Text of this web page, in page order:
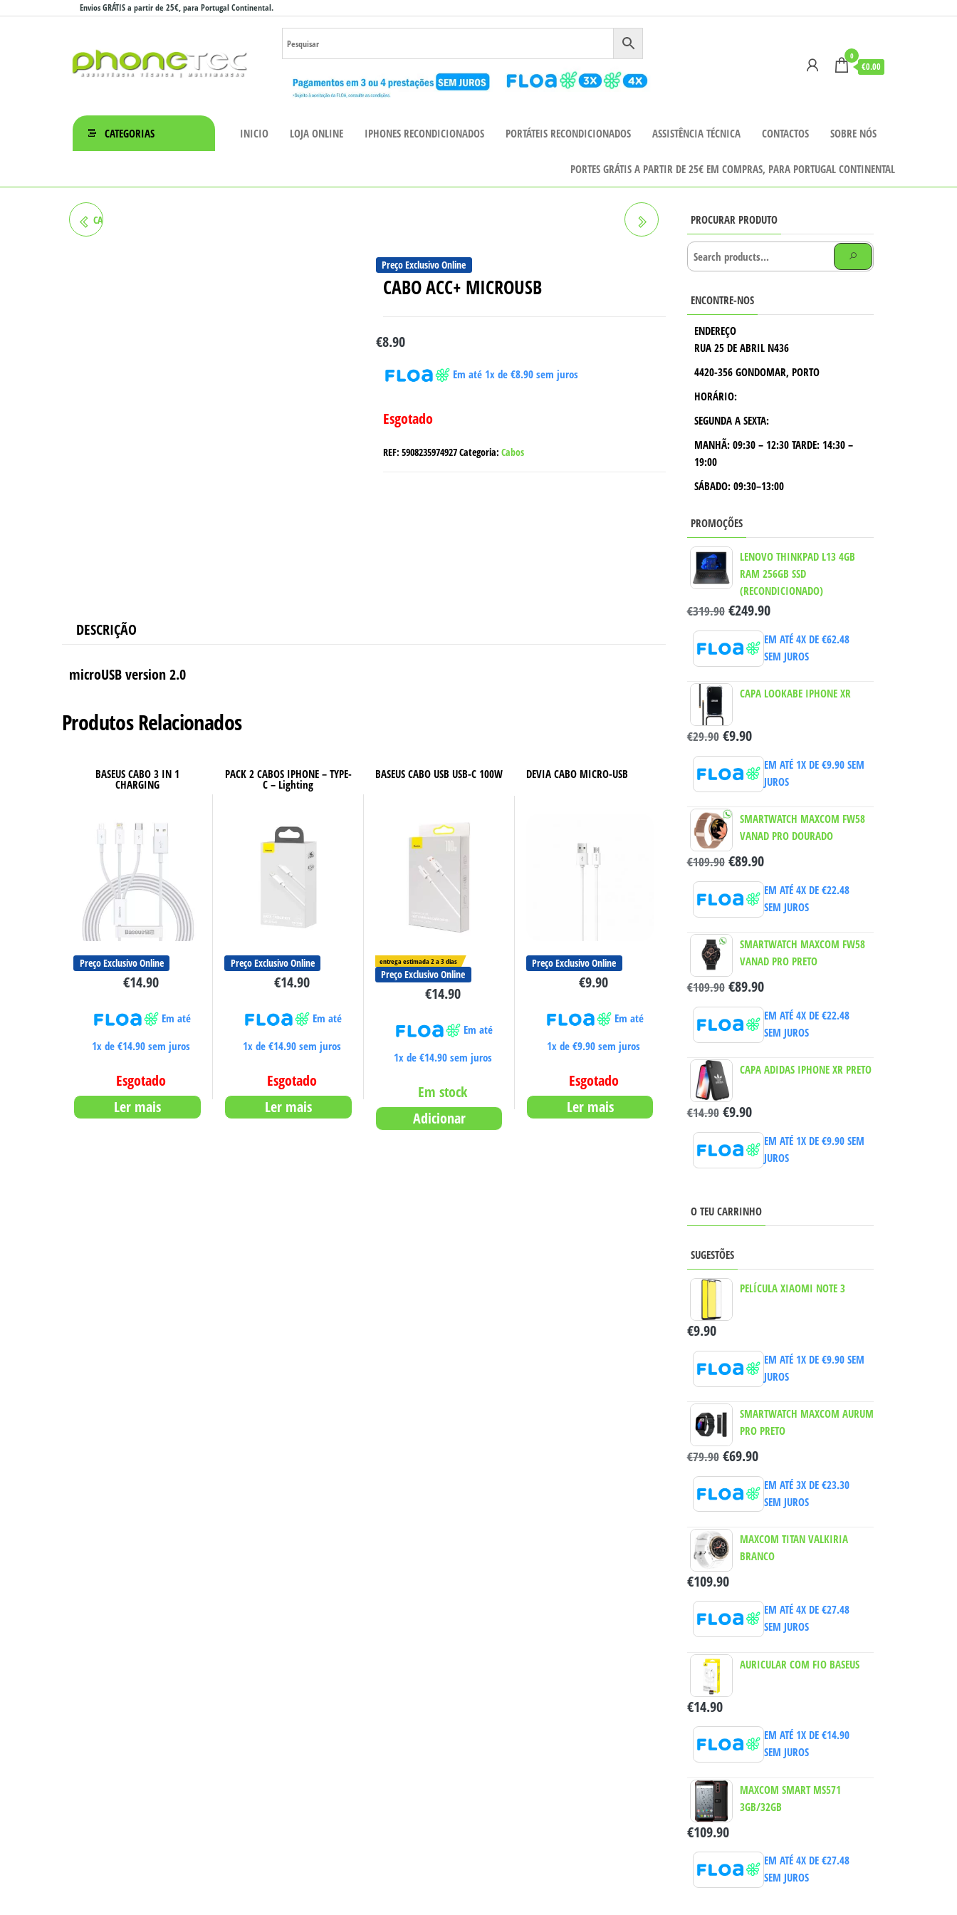
para
Envios GRÁTIS a partir de 25€, para Portugal Continental.
– Loja
Online
0
€0.00
CATEGORIAS INICIO LOJA ONLINE IPHONES RECONDICIONADOS PORTÁTEIS RECONDICIONADOS ASSISTÊNCIA TÉCNICA CONTACTOS SOBRE NÓS
PORTES GRÁTIS A PARTIR DE 25€ EM COMPRAS, PARA PORTUGAL CONTINENTAL
CAPA FERRARI IPHONE 13 PRO
Preço Exclusivo Online
CABO ACC+ MICROUSB
€8.90
Em até 1x de€8.90 sem juros
Esgotado
REF: 5908235974927Categoria: Cabos
DESCRIÇÃO
microUSB version 2.0
Produtos Relacionados
BASEUS CABO 3 IN 1
CHARGING
Preço Exclusivo Online
€14.90
Em até
1x de €14.90sem juros
Esgotado
Ler mais
PACK 2 CABOS IPHONE – TYPE-
C – Lighting
Preço Exclusivo Online
€14.90
Em até
1x de €14.90sem juros
Esgotado
Ler mais
BASEUS CABO USB USB-C 100W
entrega estimada 2 a 3 dias
Preço Exclusivo Online
€14.90
Em até
1x de €14.90sem juros
Em stock
Adicionar
DEVIA CABO MICRO-USB
Preço Exclusivo Online
€9.90
Em até
1x de€9.90 sem juros
Esgotado
Ler mais
PROCURAR PRODUTO
ENCONTRE-NOS
ENDEREÇO
RUA 25 DE ABRIL N436
4420-356 GONDOMAR, PORTO
HORÁRIO:
SEGUNDA A SEXTA:
MANHÃ:09:30 – 12:30 TARDE:14:30 –
19:00
SÁBADO: 09:30–13:00
PROMOÇÕES
LENOVO THINKPAD L13 4GB
RAM 256GB SSD
(RECONDICIONADO)
€319.90 €249.90
EM ATÉ 4X DE €62.48
SEM JUROS
CAPA LOOKABE IPHONE XR
€29.90 €9.90
EM ATÉ 1X DE €9.90 SEM
JUROS
SMARTWATCH MAXCOM FW58
VANAD PRO DOURADO
€109.90 €89.90
EM ATÉ 4X DE €22.48
SEM JUROS
SMARTWATCH MAXCOM FW58
VANAD PRO PRETO
€109.90 €89.90
EM ATÉ 4X DE €22.48
SEM JUROS
CAPA ADIDAS IPHONE XR PRETO
€14.90 €9.90
EM ATÉ 1X DE €9.90 SEM
JUROS
O TEU CARRINHO
SUGESTÕES
PELÍCULA XIAOMI NOTE 3
€9.90
EM ATÉ 1X DE €9.90 SEM
JUROS
SMARTWATCH MAXCOM AURUM
PRO PRETO
€79.90 €69.90
EM ATÉ 3X DE €23.30
SEM JUROS
MAXCOM TITAN VALKIRIA
BRANCO
€109.90
EM ATÉ 4X DE €27.48
SEM JUROS
AURICULAR COM FIO BASEUS
€14.90
EM ATÉ 1X DE €14.90
SEM JUROS
MAXCOM SMART MS571
3GB/32GB
€109.90
EM ATÉ 4X DE €27.48
SEM JUROS